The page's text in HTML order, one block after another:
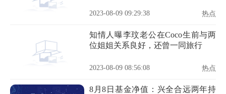
2023-08-09 09:29:38 热点
知情人曝李玟老公在Coco生前与两
位姐姐关系良好，还曾一同旅行
2023-08-09 08:56:08 热点
8月8日基金净值：兴全合远两年持